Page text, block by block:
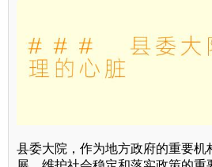
县委大院，作为地方政府的重要机